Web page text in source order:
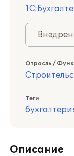
Отрасль /
Теги
Описание